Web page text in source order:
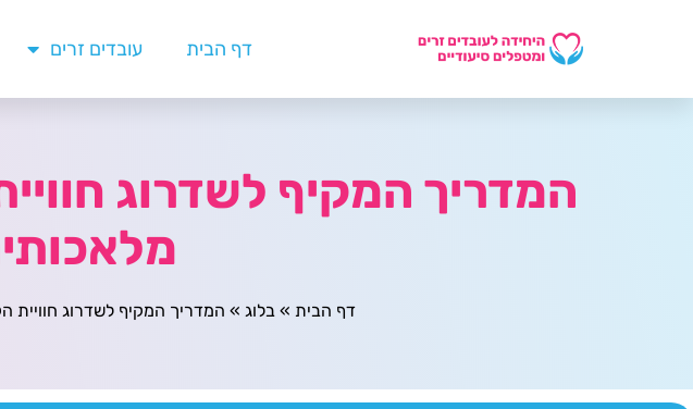
דף הבית עובדים זרים
המדריך המקיף לשדרוג
דף הבית »בלוג » המדריך המקיף לשדרוג חוויית